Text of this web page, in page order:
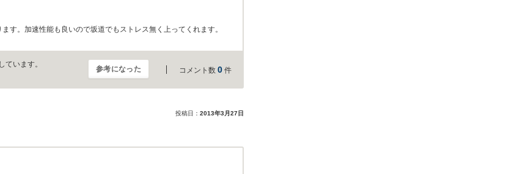
す。加速性能も良いので坂道でもストレス無く上ってくれます。
います。
参考になった コメント数 0 件
投稿日： 2013年3月27日